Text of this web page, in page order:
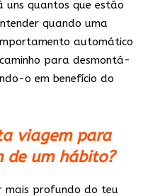
uns quantos que estão
quando uma
automático
para desmontá-
o em benefício do
viagem para
de um hábito?
mais profundo do teu